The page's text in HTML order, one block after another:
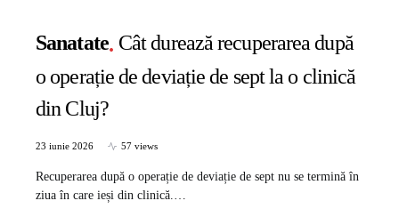
Sanatate Cât durează recuperarea după
o operație de deviație de sept la o clinică
din Cluj?
23 iunie 2026 57 views
Recuperarea după o operație de deviație de sept nu se termină în
ziua în care ieși din clinică.…